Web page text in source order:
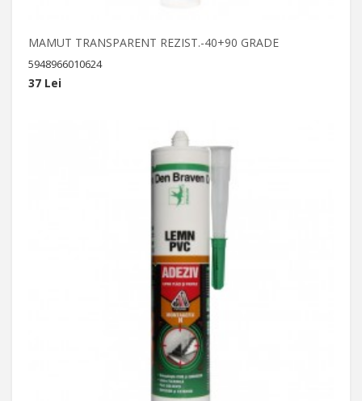
MAMUT TRANSPARENT REZIST.-40+90 GRADE
5948966010624
37 Lei